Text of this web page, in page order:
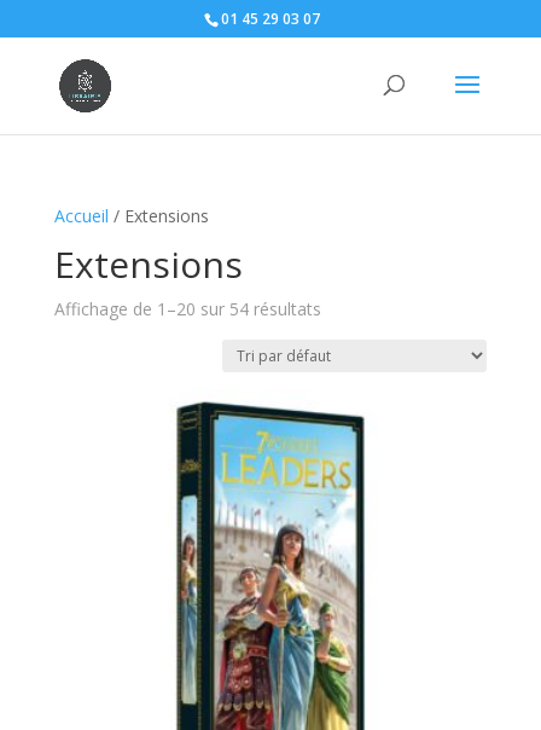
01 45 29 03 07
Accueil / Extensions
Extensions
Affichage de 1–20 sur 54 résultats